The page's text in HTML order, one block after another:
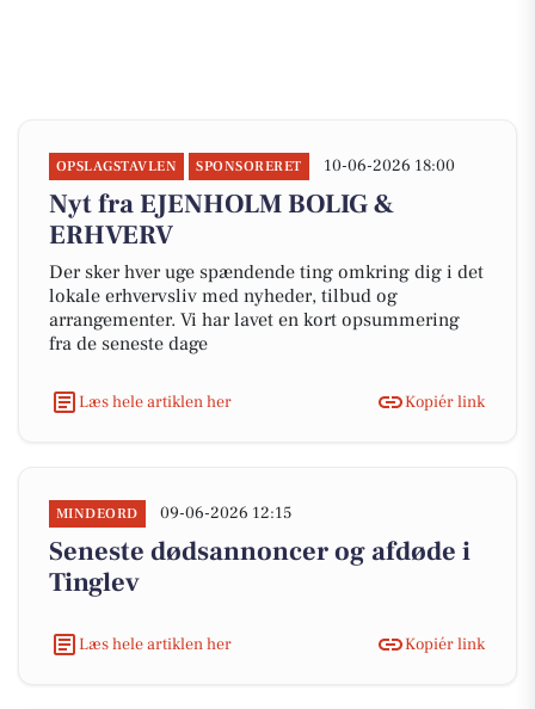
OPSLAGSTAVLEN SPONSORERET 10-06-2026 18:00
Nyt fra EJENHOLM BOLIG &
ERHVERV
Der sker hver uge spændende ting omkring dig i det
lokale erhvervsliv med nyheder, tilbud og
arrangementer. Vi har lavet en kort opsummering
fra de seneste dage
Læs hele artiklen her Kopiér link
MINDEORD 09-06-2026 12:15
Seneste dødsannoncer og afdøde i
Tinglev
Læs hele artiklen her Kopiér link